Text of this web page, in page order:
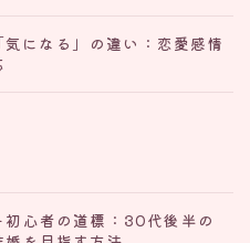
気になる」の違い：恋愛感情
初心者の道標：30代後半の